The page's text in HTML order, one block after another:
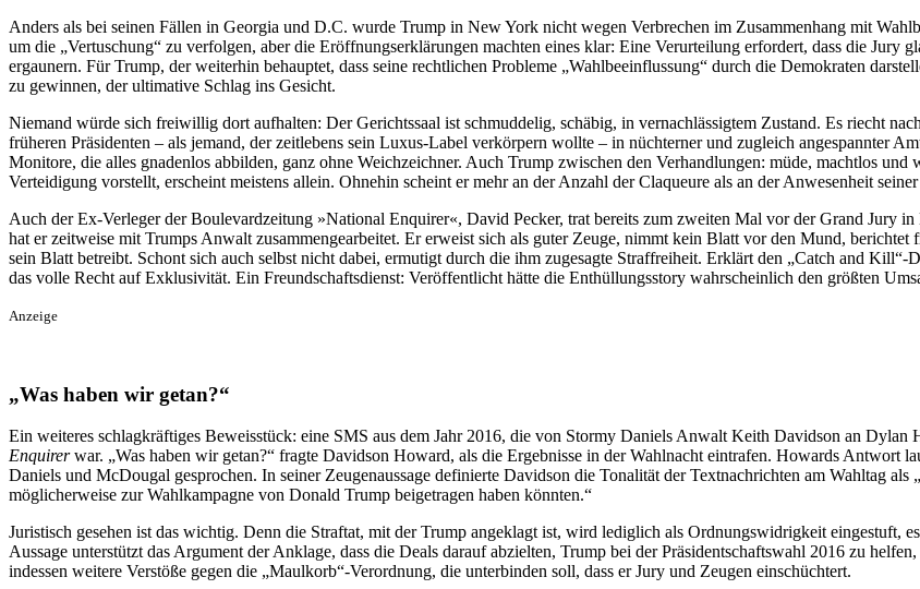
Anders als bei seinen Fällen in Georgia und D.C. wurde Trump in New York nicht wegen Verbrechen im Zusammenhang mit
um die „Vertuschung“ zu verfolgen, aber die Eröffnungserklärungen machten eines klar: Eine Verurteilung erfordert, dass die Jury
ergaunern. Für Trump, der weiterhin behauptet, dass seine rechtlichen Probleme „Wahlbeeinflussung“ durch die Demokraten
zu gewinnen, der ultimative Schlag ins Gesicht.
Niemand würde sich freiwillig dort aufhalten: Der Gerichtssaal ist schmuddelig, schäbig, in vernachlässigtem Zustand. Es riecht
früheren Präsidenten – als jemand, der zeitlebens sein Luxus-Label verkörpern wollte – in nüchterner und zugleich angespannter
Monitore, die alles gnadenlos abbilden, ganz ohne Weichzeichner. Auch Trump zwischen den Verhandlungen: müde, machtlos
Verteidigung vorstellt, erscheint meistens allein. Ohnehin scheint er mehr an der Anzahl der Claqueure als an der Anwesenheit
Auch der Ex-Verleger der Boulevardzeitung »National Enquirer«, David Pecker, trat bereits zum zweiten Mal vor der Grand Jury
hat er zeitweise mit Trumps Anwalt zusammengearbeitet. Er erweist sich als guter Zeuge, nimmt kein Blatt vor den Mund,
sein Blatt betreibt. Schont sich auch selbst nicht dabei, ermutigt durch die ihm zugesagte Straffreiheit. Erklärt den „Catch and
das volle Recht auf Exklusivität. Ein Freundschaftsdienst: Veröffentlicht hätte die Enthüllungsstory wahrscheinlich den größten
Anzeige
„Was haben wir getan?“
Ein weiteres schlagkräftiges Beweisstück: eine SMS aus dem Jahr 2016, die von Stormy Daniels Anwalt Keith Davidson an Dylan
Enquirerwar. „Was haben wir getan?“ fragte Davidson Howard, als die Ergebnisse in der Wahlnacht eintrafen. Howards Antwort
Daniels und McDougal gesprochen. In seiner Zeugenaussage definierte Davidson die Tonalität der Textnachrichten am Wahltag
möglicherweise zur Wahlkampagne von Donald Trump beigetragen haben könnten.“
Juristisch gesehen ist das wichtig. Denn die Straftat, mit der Trump angeklagt ist, wird lediglich als Ordnungswidrigkeit eingestuft,
Aussage unterstützt das Argument der Anklage, dass die Deals darauf abzielten, Trump bei der Präsidentschaftswahl 2016 zu
indessen weitere Verstöße gegen die „Maulkorb“-Verordnung, die unterbinden soll, dass er Jury und Zeugen einschüchtert.